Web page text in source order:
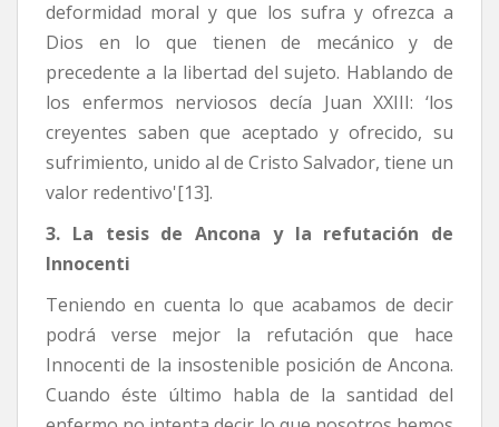
deformidad moral y que los sufra y ofrezca a
Dios en lo que tienen de mecánico y de
precedente a la libertad del sujeto. Hablando de
los enfermos nerviosos decía Juan XXIII: ‘los
creyentes saben que aceptado y ofrecido, su
sufrimiento, unido al de Cristo Salvador, tiene un
valor redentivo'[13].
3. La tesis de Ancona y la refutación de
Innocenti
Teniendo en cuenta lo que acabamos de decir
podrá verse mejor la refutación que hace
Innocenti de la insostenible posición de Ancona.
Cuando éste último habla de la santidad del